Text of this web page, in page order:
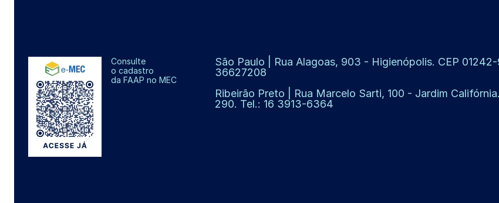
Consulte
o cadastro
da FAAP no MEC
São Paulo | Rua Alagoas, 903 - Higienópolis. CEP 01242-
36627208
Ribeirão Preto | Rua Marcelo Sarti, 100 - Jardim
290. Tel.: 16 3913-6364